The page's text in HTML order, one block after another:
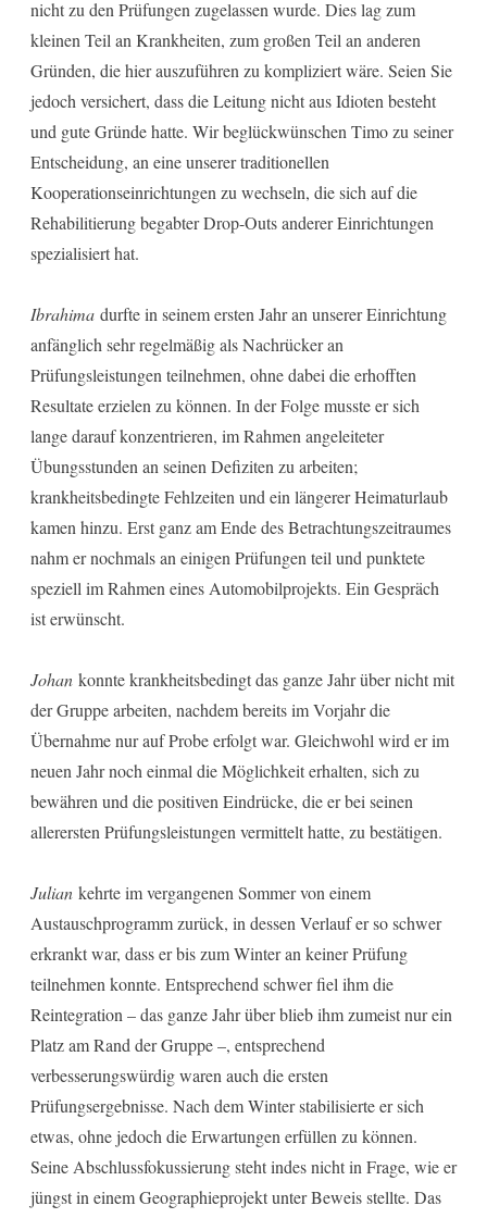
nicht zu den Prüfungen zugelassen wurde. Dies lag zum
kleinen Teil an Krankheiten, zum großen Teil an anderen
Gründen, die hier auszuführen zu kompliziert wäre. Seien Sie
jedoch versichert, dass die Leitung nicht aus Idioten besteht
und gute Gründe hatte. Wir beglückwünschen Timo zu seiner
Entscheidung, an eine unserer traditionellen
Kooperationseinrichtungen zu wechseln, die sich auf die
Rehabilitierung begabter Drop-Outs anderer Einrichtungen
spezialisiert hat.
Ibrahima durfte in seinem ersten Jahr an unserer Einrichtung
anfänglich sehr regelmäßig als Nachrücker an
Prüfungsleistungen teilnehmen, ohne dabei die erhofften
Resultate erzielen zu können. In der Folge musste er sich
lange darauf konzentrieren, im Rahmen angeleiteter
Übungsstunden an seinen Defiziten zu arbeiten;
krankheitsbedingte Fehlzeiten und ein längerer Heimaturlaub
kamen hinzu. Erst ganz am Ende des Betrachtungszeitraumes
nahm er nochmals an einigen Prüfungen teil und punktete
speziell im Rahmen eines Automobilprojekts. Ein Gespräch
ist erwünscht.
Johan konnte krankheitsbedingt das ganze Jahr über nicht mit
der Gruppe arbeiten, nachdem bereits im Vorjahr die
Übernahme nur auf Probe erfolgt war. Gleichwohl wird er im
neuen Jahr noch einmal die Möglichkeit erhalten, sich zu
bewähren und die positiven Eindrücke, die er bei seinen
allerersten Prüfungsleistungen vermittelt hatte, zu bestätigen.
Julian kehrte im vergangenen Sommer von einem
Austauschprogramm zurück, in dessen Verlauf er so schwer
erkrankt war, dass er bis zum Winter an keiner Prüfung
teilnehmen konnte. Entsprechend schwer fiel ihm die
Reintegration – das ganze Jahr über blieb ihm zumeist nur ein
Platz am Rand der Gruppe –, entsprechend
verbesserungswürdig waren auch die ersten
Prüfungsergebnisse. Nach dem Winter stabilisierte er sich
etwas, ohne jedoch die Erwartungen erfüllen zu können.
Seine Abschlussfokussierung steht indes nicht in Frage, wie er
jüngst in einem Geographieprojekt unter Beweis stellte. Das